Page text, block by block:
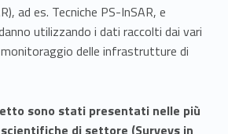
ad es. Tecniche PS-InSAR, e
utilizzando i dati raccolti dai vari
monitoraggio delle infrastrutture di
sono stati presentati nelle più
di settore (Surveys in